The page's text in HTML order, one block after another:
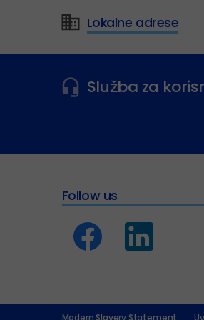
Lokalne adrese
Služba za
Follow us